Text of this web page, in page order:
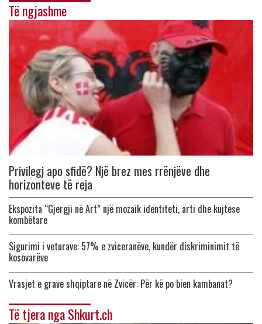
Të ngjashme
Privilegj apo sfidë? Një brez mes rrënjëve dhe
horizonteve të reja
Ekspozita “Gjergji në Art” një mozaik identiteti, arti dhe kujtese
kombëtare
Sigurimi i veturave: 57% e zviceranëve, kundër diskriminimit të
kosovarëve
Vrasjet e grave shqiptare në Zvicër: Për kë po bien kambanat?
Të tjera nga Shkurt.ch